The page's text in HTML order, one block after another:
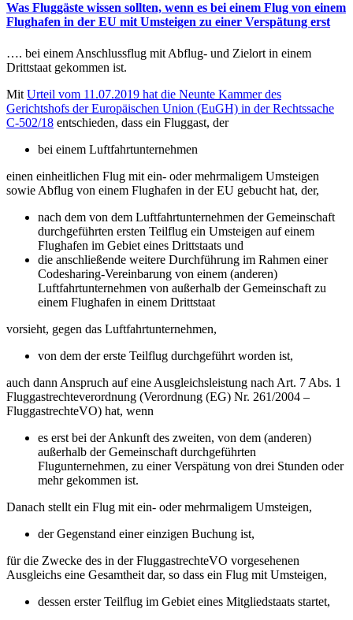
Was Fluggäste wissen sollten, wenn es bei einem Flug von einem
Flughafen in der EU mit Umsteigen zu einer Verspätung erst
…. bei einem Anschlussflug mit Abflug- und Zielort in einem
Drittstaat gekommen ist.
Mit Urteil vom 11.07.2019 hat die Neunte Kammer des
Gerichtshofs der Europäischen Union (EuGH) in der Rechtssache
C-502/18 entschieden, dass ein Fluggast, der
bei einem Luftfahrtunternehmen
einen einheitlichen Flug mit ein- oder mehrmaligem Umsteigen
sowie Abflug von einem Flughafen in der EU gebucht hat, der,
nach dem von dem Luftfahrtunternehmen der Gemeinschaft
durchgeführten ersten Teilflug ein Umsteigen auf einem
Flughafen im Gebiet eines Drittstaats und
die anschließende weitere Durchführung im Rahmen einer
Codesharing-Vereinbarung von einem (anderen)
Luftfahrtunternehmen von außerhalb der Gemeinschaft zu
einem Flughafen in einem Drittstaat
vorsieht, gegen das Luftfahrtunternehmen,
von dem der erste Teilflug durchgeführt worden ist,
auch dann Anspruch auf eine Ausgleichsleistung nach Art. 7 Abs. 1
Fluggastrechteverordnung (Verordnung (EG) Nr. 261/2004 –
FluggastrechteVO) hat, wenn
es erst bei der Ankunft des zweiten, von dem (anderen)
außerhalb der Gemeinschaft durchgeführten
Flugunternehmen, zu einer Verspätung von drei Stunden oder
mehr gekommen ist.
Danach stellt ein Flug mit ein- oder mehrmaligem Umsteigen,
der Gegenstand einer einzigen Buchung ist,
für die Zwecke des in der FluggastrechteVO vorgesehenen
Ausgleichs eine Gesamtheit dar, so dass ein Flug mit Umsteigen,
dessen erster Teilflug im Gebiet eines Mitgliedstaats startet,